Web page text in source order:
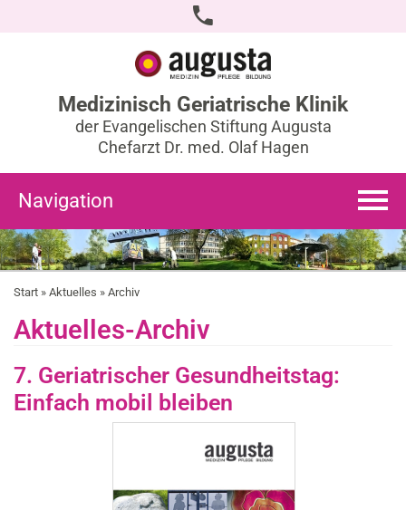
Medizinisch Geriatrische Klinik
der Evangelischen Stiftung Augusta
Chefarzt Dr. med. Olaf Hagen
Navigation
Start » Aktuelles » Archiv
Aktuelles-Archiv
7. Geriatrischer Gesundheitstag:
Einfach mobil bleiben